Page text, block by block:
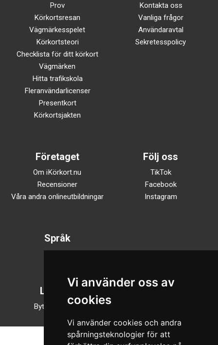
Vi använder oss av
cookies
Vi använder cookies och andra
spårningsteknologier för att
Prov
Körkortsresan
Vägmärkesspelet
Körkortsteori
Checklista för ditt körkort
Vägmärken
Hitta trafikskola
Fleranvändarlicenser
Presentkort
Körkortsjakten
Kontakta oss
Vanliga frågor
Användaravtal
Sekretesspolicy
Företaget
Om iKörkort.nu
Recensioner
Våra andra onlineutbildningar
Följ oss
TikTok
Facebook
Instagram
Språk
Läsläge
Byt till nattläge